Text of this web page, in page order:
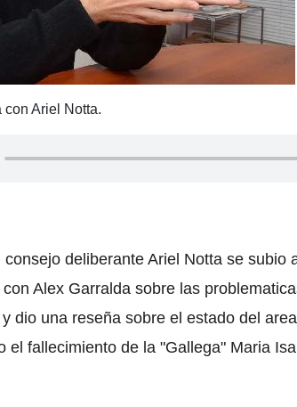
con Ariel Notta.
consejo deliberante Ariel Notta se subio
Alex Garralda sobre las
dio una reseña sobre el estado del
el fallecimiento de la "Gallega" Maria